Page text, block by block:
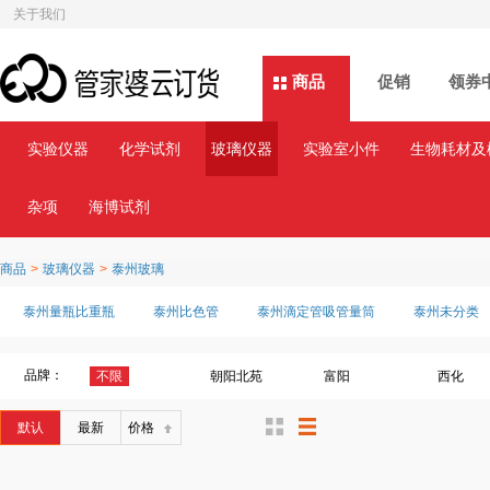
关于我们
商品
实验仪器 化学试剂 玻璃仪器 实验室小件 生物耗材
杂项 海博试剂
商品 促销 领券
商品 > 玻璃仪器 > 泰州玻璃
泰州量瓶比重瓶 泰州比色管 泰州滴定管吸管量筒 泰州未分类
品牌： 不限 朝阳北苑 富阳 西化
默认 最新 价格